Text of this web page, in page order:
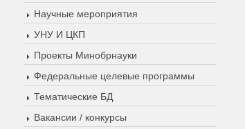
Научные мероприятия
УНУ И ЦКП
Проекты Минобрнауки
Федеральные целевые программы
Тематические БД
Вакансии / конкурсы